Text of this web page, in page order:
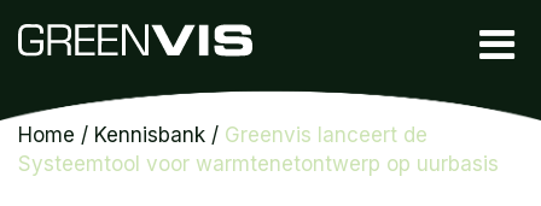
Home / Kennisbank / Greenvis lanceert de
Systeemtool voor warmtenetontwerp op uurbasis